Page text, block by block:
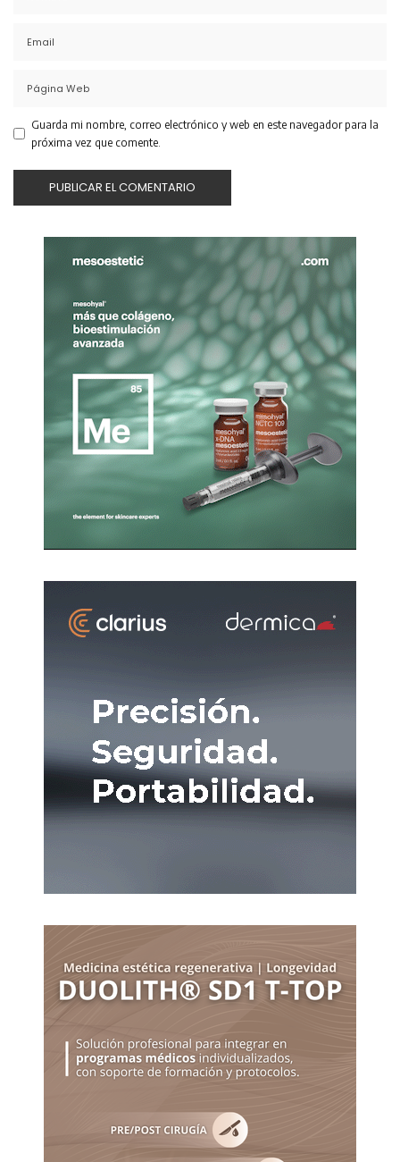
Guarda mi nombre, correo electrónico y web en este navegador para la
próxima vez que comente.